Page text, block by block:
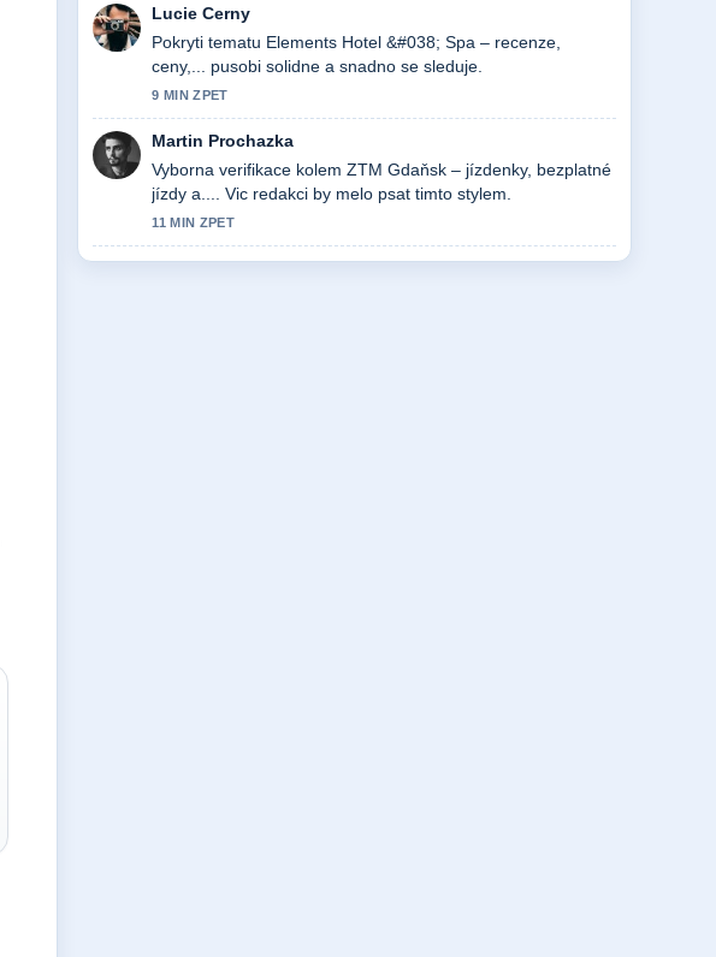
Lucie Cerny
Pokryti tematu Elements Hotel &#038; Spa – recenze,
ceny,... pusobi solidne a snadno se sleduje.
9 MIN ZPET
Martin Prochazka
Vyborna verifikace kolem ZTM Gdaňsk – jízdenky, bezplatné
jízdy a.... Vic redakci by melo psat timto stylem.
11 MIN ZPET